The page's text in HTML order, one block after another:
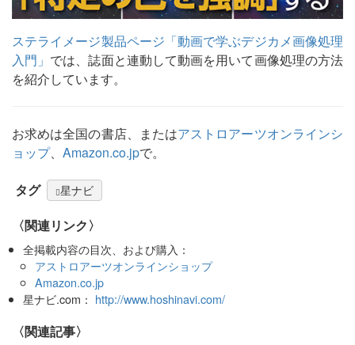
ステライメージ製品ページ「動画で学ぶデジカメ画像処理
入門」 では、誌面と連動して動画を用いて画像処理の方法
を紹介しています。
お求めは全国の書店、またはアストロアーツオンラインシ
ョップ、 Amazon.co.jpで。
タグ 星ナビ
〈関連リンク〉
全掲載内容の目次、および購入：
アストロアーツオンラインショップ
Amazon.co.jp
星ナビ.com： http://www.hoshinavi.com/
関連記事